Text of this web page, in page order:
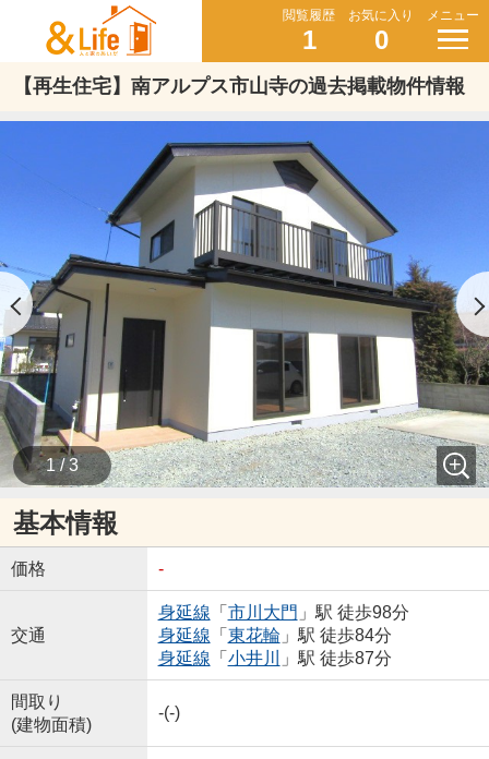
閲覧履歴
1
お気に入り
0
メニュー
【再生住宅】南アルプス市山寺の過去掲載物件情報
1 / 3
基本情報
価格 -
交通
身延線 「 市川大門 」駅 徒歩98分
身延線 「 東花輪」駅 徒歩84分
身延線 「 小井川 」駅 徒歩87分
間取り
(建物面積)
-(-)